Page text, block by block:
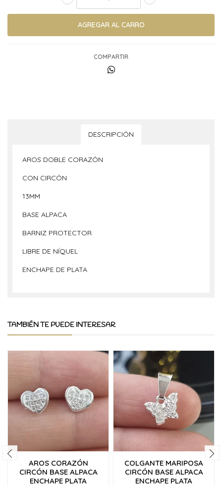
COMPARTIR
DESCRIPCIÓN
AROS DOBLE CORAZÓN
CON CIRCÓN
13MM
BASE ALPACA
BARNIZ PROTECTOR
LIBRE DE NÍQUEL
ENCHAPE DE PLATA
TAMBIÉN TE PUEDE INTERESAR
AROS CORAZÓN
CIRCÓN BASE ALPACA
ENCHAPE PLATA
COLGANTE MARIPOSA
CIRCÓN BASE ALPACA
ENCHAPE PLATA